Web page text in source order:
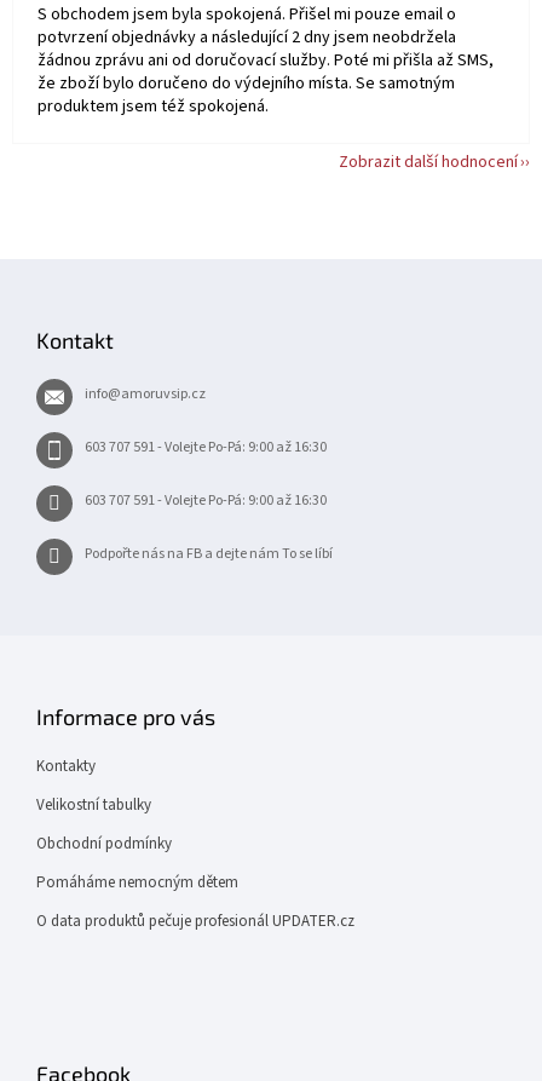
S obchodem jsem byla spokojená. Přišel mi pouze email o
potvrzení objednávky a následující 2 dny jsem neobdržela
žádnou zprávu ani od doručovací služby. Poté mi přišla až SMS,
že zboží bylo doručeno do výdejního místa. Se samotným
produktem jsem též spokojená.
Zobrazit další hodnocení
Kontakt
info@amoruvsip.cz
603 707 591 - Volejte Po-Pá: 9:00 až 16:30
603 707 591 - Volejte Po-Pá: 9:00 až 16:30
Podpořte nás na FB a dejte nám To se líbí
Informace pro vás
Kontakty
Velikostní tabulky
Obchodní podmínky
Pomáháme nemocným dětem
O data produktů pečuje profesionál UPDATER.cz
Facebook